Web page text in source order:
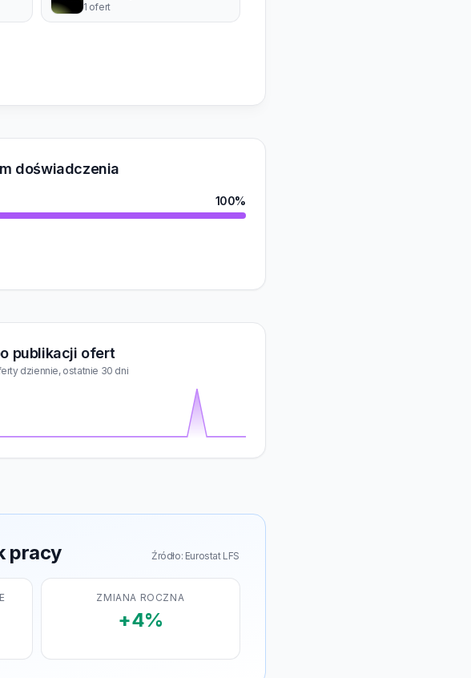
1 ofert
doświadczenia
100%
publikacji ofert
dziennie, ostatnie 30 dni
pracy Źródło: Eurostat LFS
ZMIANA ROCZNA
+4%